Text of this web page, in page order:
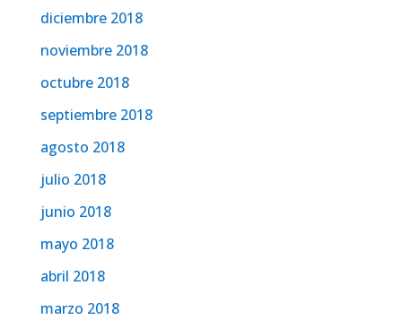
diciembre 2018
noviembre 2018
octubre 2018
septiembre 2018
agosto 2018
julio 2018
junio 2018
mayo 2018
abril 2018
marzo 2018